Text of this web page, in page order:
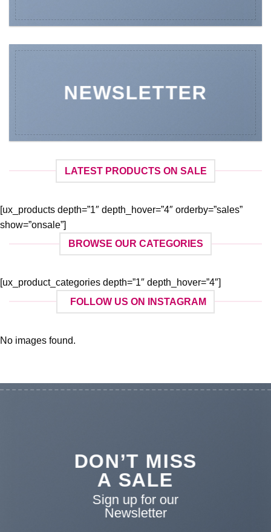
NEWSLETTER
LATEST PRODUCTS ON SALE
[ux_products depth=”1″ depth_hover=”4″ orderby=”sales”
show=”onsale”]
BROWSE OUR CATEGORIES
[ux_product_categories depth=”1″ depth_hover=”4″]
FOLLOW US ON INSTAGRAM
No images found.
DON’T MISS
A SALE
Sign up for our
Newsletter